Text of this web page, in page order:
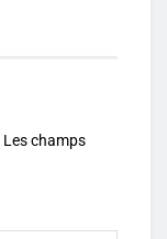
Les champs